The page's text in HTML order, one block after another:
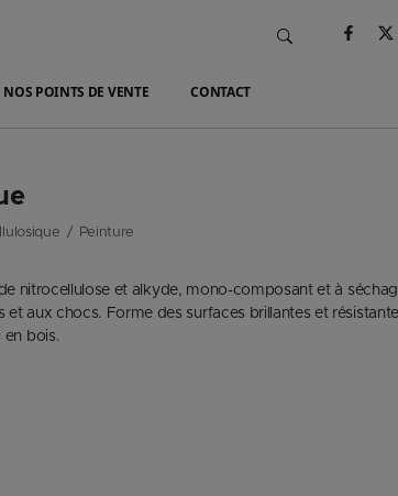
NOS POINTS DE VENTE CONTACT
Peinture
nitrocellulose et alkyde, mono-composant et à
et aux chocs. Forme des surfaces brillantes et
en bois.